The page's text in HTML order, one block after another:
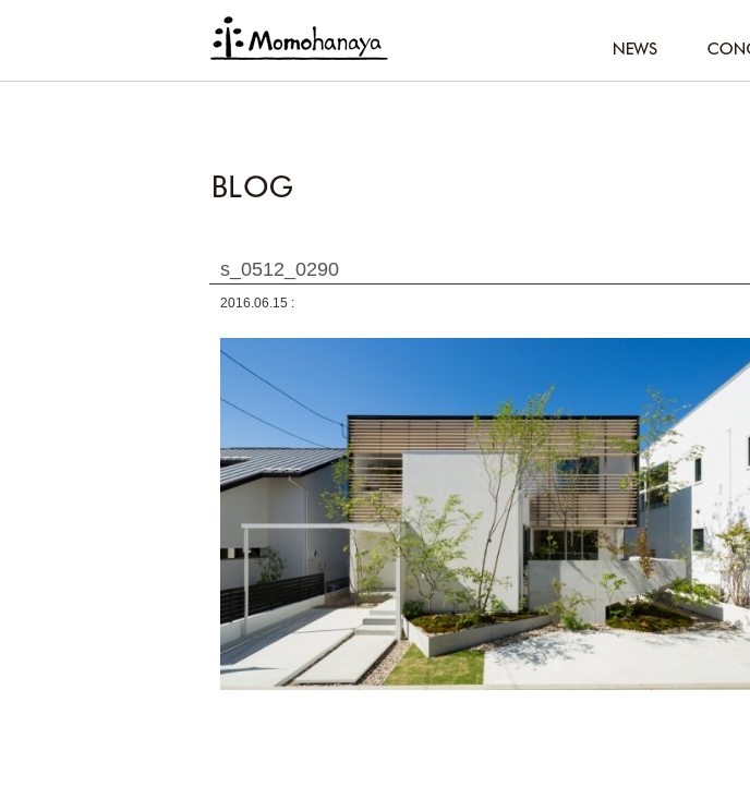
s_0512_0290
2016.06.15 :